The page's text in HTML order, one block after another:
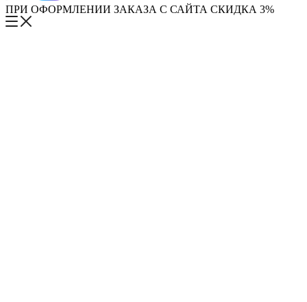
ПРИ ОФОРМЛЕНИИ ЗАКАЗА С САЙТА СКИДКА 3%